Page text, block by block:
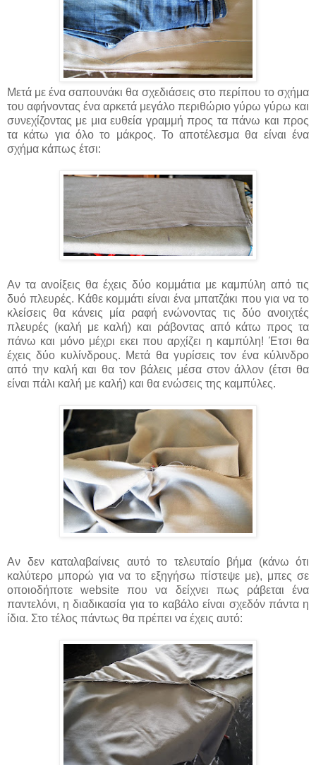
Μετά με ένα σαπουνάκι θα σχεδιάσεις στο περίπου το σχήμα
του αφήνoντας ένα αρκετά μεγάλο περιθώριο γύρω γύρω και
συνεχίζοντας με μια ευθεία γραμμή προς τα πάνω και προς
τα κάτω για όλο το μάκρος. Το αποτέλεσμα θα είναι ένα
σχήμα κάπως έτσι:
Αν τα ανοίξεις θα έχεις δύο κομμάτια με καμπύλη από τις
δυό πλευρές. Κάθε κομμάτι είναι ένα μπατζάκι που για να το
κλείσεις θα κάνεις μία ραφή ενώνοντας τις δύο ανοιχτές
πλευρές (καλή με καλή) και ράβοντας από κάτω προς τα
πάνω και μόνο μέχρι εκει που αρχίζει η καμπύλη! Έτσι θα
έχεις δύο κυλίνδρους. Μετά θα γυρίσεις τον ένα κύλινδρο
από την καλή και θα τον βάλεις μέσα στον άλλον (έτσι θα
είναι πάλι καλή με καλή) και θα ενώσεις της καμπύλες.
Αν δεν καταλαβαίνεις αυτό το τελευταίο βήμα (κάνω ότι
καλύτερο μπορώ για να το εξηγήσω πίστεψε με), μπες σε
οποιοδήποτε website που να δείχνει πως ράβεται ένα
παντελόνι, η διαδικασία για το καβάλο είναι σχεδόν πάντα η
ίδια. Στο τέλος πάντως θα πρέπει να έχεις αυτό: